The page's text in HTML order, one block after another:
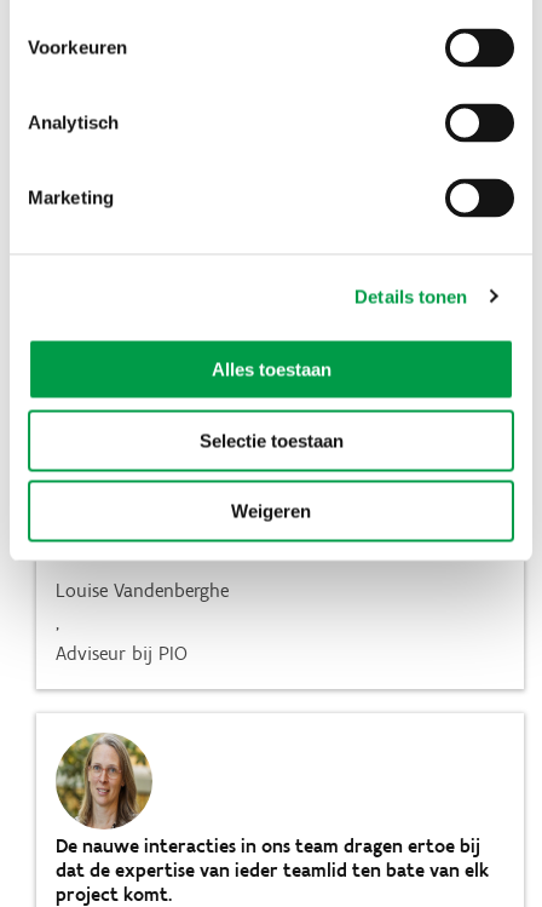
Voorkeuren
Analytisch
Marketing
Details tonen
Alles toestaan
Selectie toestaan
Weigeren
Onze projectwerking brengt collega’s binnen de
Vlaamse publieke sector samen, zowel binnen een
ook verbinding en samenwerking tussen collega’s, die
Tom D'heygere
oplossingen en leren zo elke dag bij. Elk PIO-project
vraagt een aanpak op maat, waar wij maar al te
-
Louise Vandenberghe
,
Adviseur bij PIO
De nauwe interacties in ons team dragen ertoe bij
dat de expertise van ieder teamlid ten bate van elk
project komt.